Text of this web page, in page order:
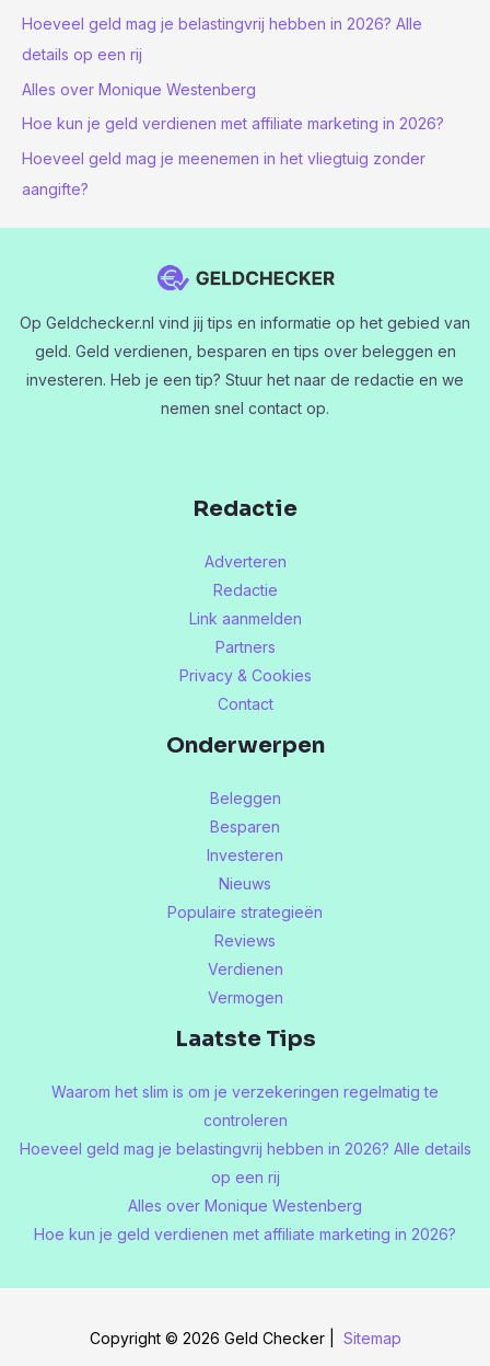
Hoeveel geld mag je belastingvrij hebben in 2026? Alle
details op een rij
Alles over Monique Westenberg
Hoe kun je geld verdienen met affiliate marketing in 2026?
Hoeveel geld mag je meenemen in het vliegtuig zonder
aangifte?
Op Geldchecker.nl vind jij tips en informatie op het gebied van
geld. Geld verdienen, besparen en tips over beleggen en
investeren. Heb je een tip? Stuur het naar de redactie en we
nemen snel contact op.
Redactie
Adverteren
Redactie
Link aanmelden
Partners
Privacy & Cookies
Contact
Onderwerpen
Beleggen
Besparen
Investeren
Nieuws
Populaire strategieën
Reviews
Verdienen
Vermogen
Laatste Tips
Waarom het slim is om je verzekeringen regelmatig te
controleren
Hoeveel geld mag je belastingvrij hebben in 2026? Alle details
op een rij
Alles over Monique Westenberg
Hoe kun je geld verdienen met affiliate marketing in 2026?
Copyright © 2026 Geld Checker | Sitemap